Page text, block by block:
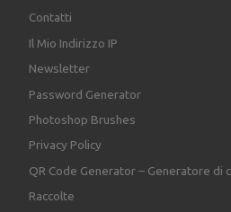
Contatti
Il Mio Indirizzo IP
Newsletter
Password Generator
Photoshop Brushes
Privacy Policy
QR Code Generator – Generatore di
Raccolte